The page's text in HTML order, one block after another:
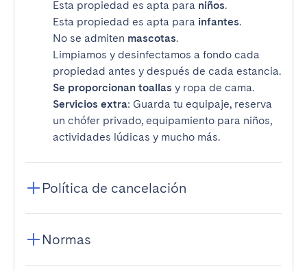
Esta propiedad es apta para niños.
Esta propiedad es apta para infantes.
No se admiten mascotas.
Limpiamos y desinfectamos a fondo cada
propiedad antes y después de cada estancia.
Se proporcionan toallas y ropa de cama.
Servicios extra: Guarda tu equipaje, reserva
un chófer privado, equipamiento para niños,
actividades lúdicas y mucho más.
Política de cancelación
Normas